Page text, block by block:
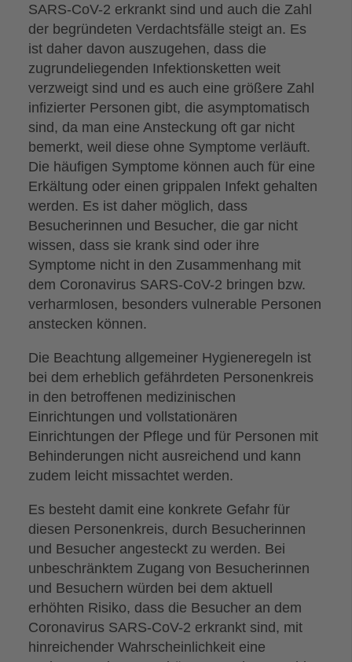
SARS-CoV-2 erkrankt sind und auch die Zahl
der begründeten Verdachtsfälle steigt an. Es
ist daher davon auszugehen, dass die
zugrundeliegenden Infektionsketten weit
verzweigt sind und es auch eine größere Zahl
infizierter Personen gibt, die asymptomatisch
sind, da man eine Ansteckung oft gar nicht
bemerkt, weil diese ohne Symptome verläuft.
Die häufigen Symptome können auch für eine
Erkältung oder einen grippalen Infekt gehalten
werden. Es ist daher möglich, dass
Besucherinnen und Besucher, die gar nicht
wissen, dass sie krank sind oder ihre
Symptome nicht in den Zusammenhang mit
dem Coronavirus SARS-CoV-2 bringen bzw.
verharmlosen, besonders vulnerable Personen
anstecken können.
Die Beachtung allgemeiner Hygieneregeln ist
bei dem erheblich gefährdeten Personenkreis
in den betroffenen medizinischen
Einrichtungen und vollstationären
Einrichtungen der Pflege und für Personen mit
Behinderungen nicht ausreichend und kann
zudem leicht missachtet werden.
Es besteht damit eine konkrete Gefahr für
diesen Personenkreis, durch Besucherinnen
und Besucher angesteckt zu werden. Bei
unbeschränktem Zugang von Besucherinnen
und Besuchern würden bei dem aktuell
erhöhten Risiko, dass die Besucher an dem
Coronavirus SARS-CoV-2 erkrankt sind, mit
hinreichender Wahrscheinlichkeit eine